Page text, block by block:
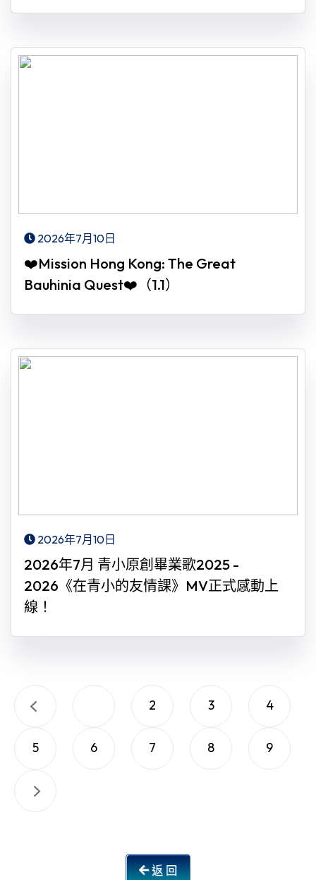
2026年7月10日
❤️Mission Hong Kong: The Great
Bauhinia Quest❤️（1.1）
2026年7月10日
2026年7月 青小原創畢業歌2025 -
2026《在青小的友情課》MV正式感動上
線！
2 3 4
5 6 7 8 9
返 回